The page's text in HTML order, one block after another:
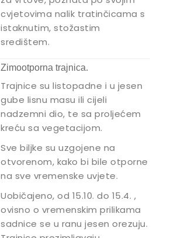
cvjetovima nalik tratinčicama s
istaknutim, stožastim
središtem.
Zimootporna trajnica.
Trajnice su listopadne i u jesen
gube lisnu masu ili cijeli
nadzemni dio, te sa proljećem
kreću sa vegetacijom.
Sve biljke su uzgojene na
otvorenom, kako bi bile otporne
na sve vremenske uvjete.
Uobičajeno, od 15.10. do 15.4. ,
ovisno o vremenskim prilikama
sadnice se u ranu jesen orezuju.